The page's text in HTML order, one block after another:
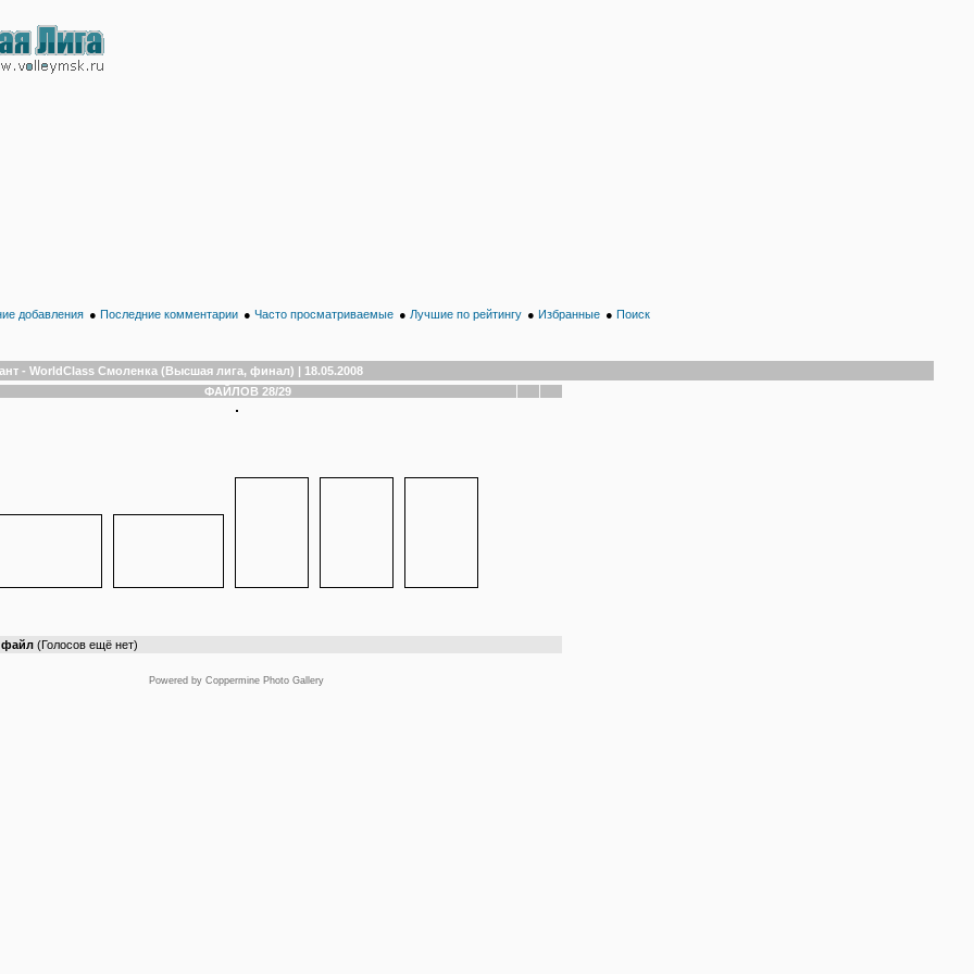
добавления ● Последние комментарии ● Часто просматриваемые ● Лучшие по рейтингу ● Избранные ● Поиск
- WorldClass Смоленка (Высшая лига, финал) | 18.05.2008
ФАЙЛОВ 28/29
файл (Голосов ещё нет)
Powered by Coppermine Photo Gallery